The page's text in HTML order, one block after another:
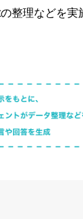
整理などを実